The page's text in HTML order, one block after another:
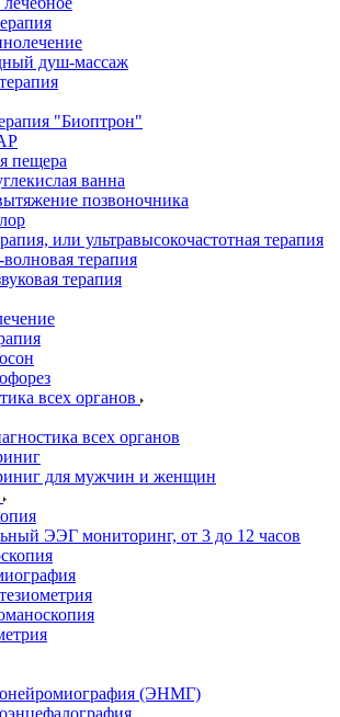
душ-массаж
"Биоптрон"
пещера
ванна
позвоночника
или ультравысокочастотная терапия
терапия
терапия
всех органов
всех органов
для мужчин и женщин
ЭЭГ мониторинг, от 3 до 12 часов
(ЭНМГ)